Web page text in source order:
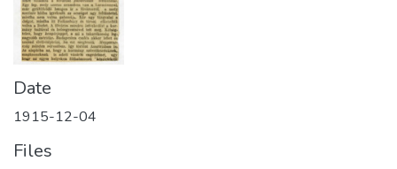
Date
1915-12-04
Files